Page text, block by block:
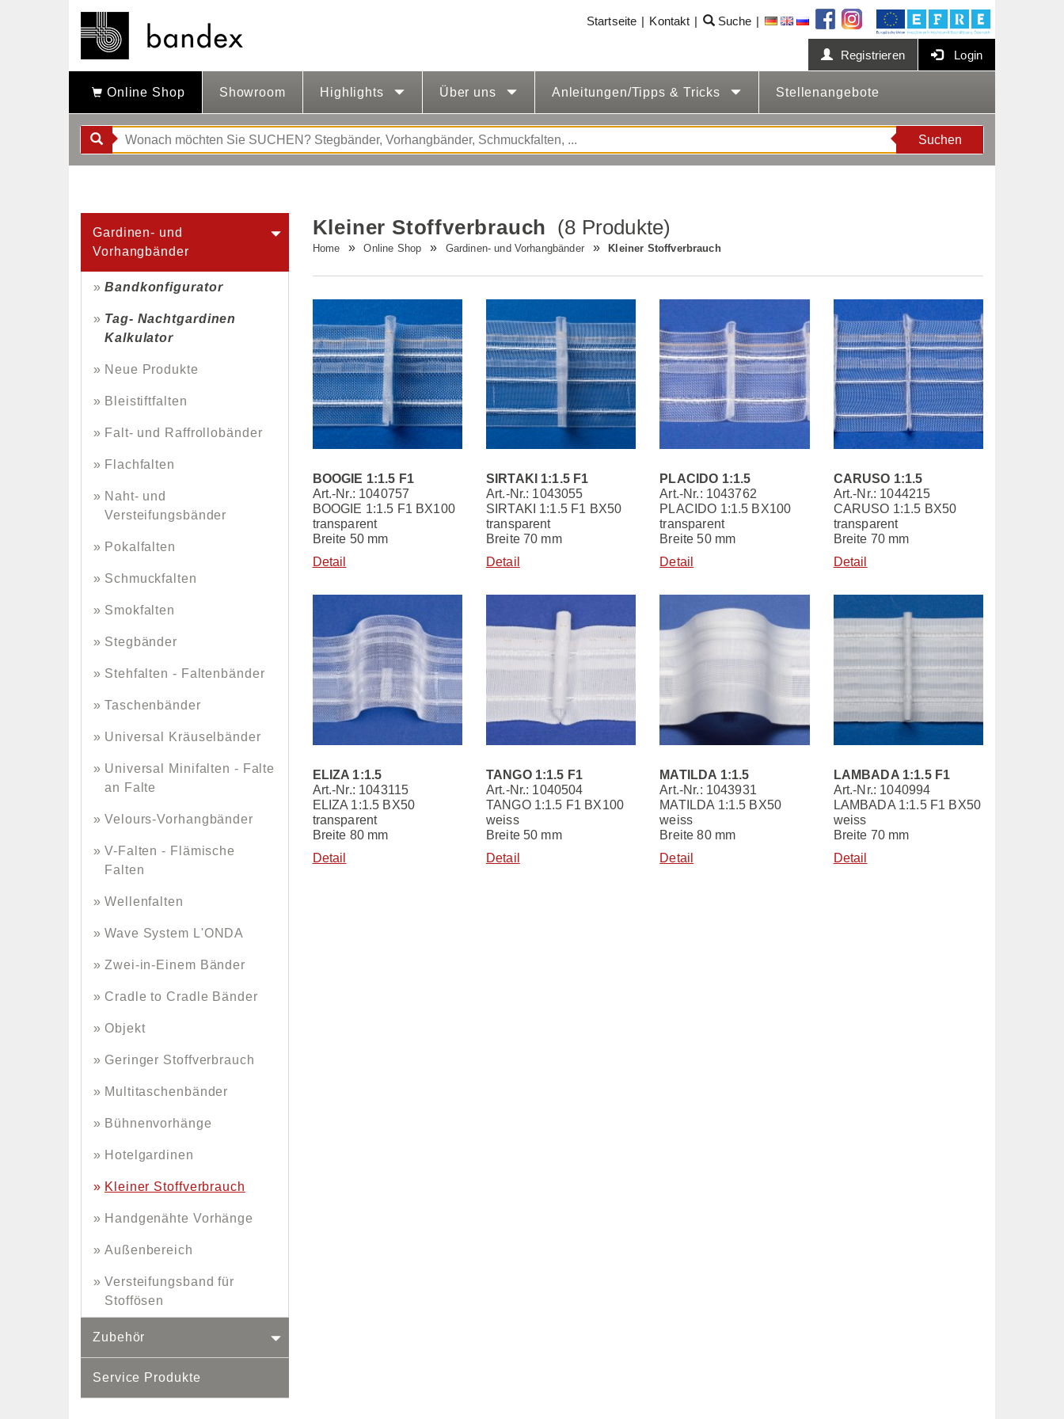
Online Shop Showroom Highlights Über uns Anleitungen/Tipps & Tricks Stellenangebote
Startseite Kontakt Suche
Registrieren Login
Suchen
Gardinen- und
Vorhangbänder
Bandkonfigurator
Tag- Nachtgardinen
Kalkulator
Neue Produkte
Bleistiftfalten
Falt- und Raffrollobänder
Flachfalten
Naht- und
Versteifungsbänder
Pokalfalten
Schmuckfalten
Smokfalten
Stegbänder
Stehfalten - Faltenbänder
Taschenbänder
Universal Kräuselbänder
Universal Minifalten - Falte
an Falte
Velours-Vorhangbänder
V-Falten - Flämische
Falten
Wellenfalten
Wave System L'ONDA
Zwei-in-Einem Bänder
Cradle to Cradle Bänder
Objekt
Geringer Stoffverbrauch
Multitaschenbänder
Bühnenvorhänge
Hotelgardinen
Kleiner Stoffverbrauch
Handgenähte Vorhänge
Außenbereich
Versteifungsband für
Stoffösen
Zubehör
Service Produkte
Kleiner Stoffverbrauch (8 Produkte)
Home Online Shop Gardinen- und Vorhangbänder Kleiner Stoffverbrauch
BOOGIE 1:1.5 F1
Art.-Nr.: 1040757
BOOGIE 1:1.5 F1 BX100
transparent
Breite 50 mm
Detail
SIRTAKI 1:1.5 F1
Art.-Nr.: 1043055
SIRTAKI 1:1.5 F1 BX50
transparent
Breite 70 mm
Detail
PLACIDO 1:1.5
Art.-Nr.: 1043762
PLACIDO 1:1.5 BX100
transparent
Breite 50 mm
Detail
CARUSO 1:1.5
Art.-Nr.: 1044215
CARUSO 1:1.5 BX50
transparent
Breite 70 mm
Detail
ELIZA 1:1.5
Art.-Nr.: 1043115
ELIZA 1:1.5 BX50
transparent
Breite 80 mm
Detail
TANGO 1:1.5 F1
Art.-Nr.: 1040504
TANGO 1:1.5 F1 BX100
weiss
Breite 50 mm
Detail
MATILDA 1:1.5
Art.-Nr.: 1043931
MATILDA 1:1.5 BX50
weiss
Breite 80 mm
Detail
LAMBADA 1:1.5 F1
Art.-Nr.: 1040994
LAMBADA 1:1.5 F1 BX50
weiss
Breite 70 mm
Detail